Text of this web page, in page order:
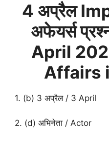
4 अप्रैल
अफेयर्स
April
Affairs
1. (b) 3 अप्रैल / 3 April
2. (d) अभिनेता / Actor